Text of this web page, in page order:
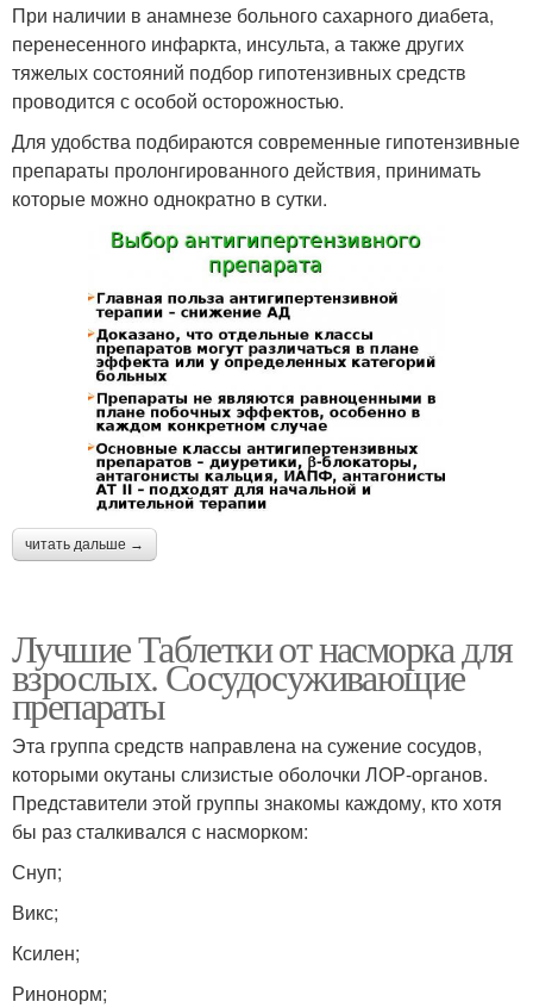
При наличии в анамнезе больного сахарного диабета,
перенесенного инфаркта, инсульта, а также других
тяжелых состояний подбор гипотензивных средств
проводится с особой осторожностью.
Для удобства подбираются современные гипотензивные
препараты пролонгированного действия, принимать
которые можно однократно в сутки.
читать дальше →
Лучшие Таблетки от насморка для
взрослых. Сосудосуживающие
препараты
Эта группа средств направлена на сужение сосудов,
которыми окутаны слизистые оболочки ЛОР-органов.
Представители этой группы знакомы каждому, кто хотя
бы раз сталкивался с насморком:
Снуп;
Викс;
Ксилен;
Ринонорм;